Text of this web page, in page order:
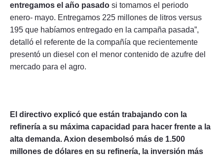
entregamos el año pasado si tomamos el periodo
enero- mayo. Entregamos 225 millones de litros versus
195 que habíamos entregado en la campaña pasada”,
detalló el referente de la compañía que recientemente
presentó un diesel con el menor contenido de azufre del
mercado para el agro.
El directivo explicó que están trabajando con la
refinería a su máxima capacidad para hacer frente a la
alta demanda. Axion desembolsó más de 1.500
millones de dólares en su refinería, la inversión más